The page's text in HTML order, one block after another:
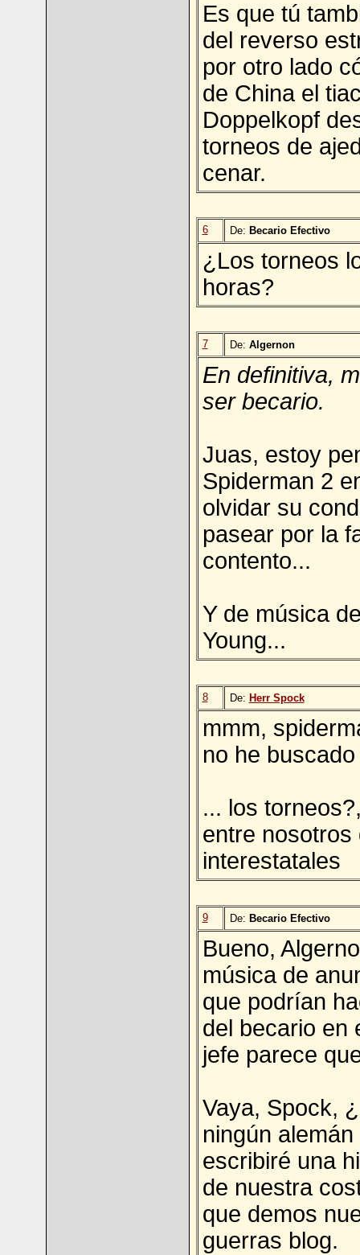
Es que tú
del reverso
por otro lado
de China el
Doppelkopf
torneos de
cenar.
6 De: Becario Efectivo
¿Los torneos
horas?
7 De: Algernon
En definitiva,
ser becario.
Juas, estoy
Spiderman 2
olvidar su
pasear por la
contento...
Y de música
Young...
8 De: Herr Spock
mmm,
no he
... los
entre nosotros
interestatales
9 De: Becario Efectivo
Bueno,
música de
que podrían
del becario en
jefe parece
Vaya, Spock,
ningún
escribiré una
de nuestra
que demos
guerras blog.